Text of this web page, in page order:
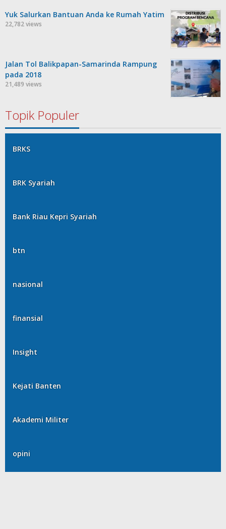
Yuk Salurkan Bantuan Anda ke Rumah Yatim
22,782 views
Jalan Tol Balikpapan-Samarinda Rampung
pada 2018
21,489 views
Topik Populer
BRKS
BRK Syariah
Bank Riau Kepri Syariah
btn
nasional
finansial
Insight
Kejati Banten
Akademi Militer
opini